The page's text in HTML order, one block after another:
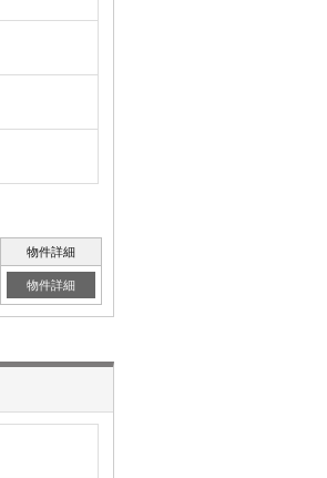
物件詳細
物件詳細